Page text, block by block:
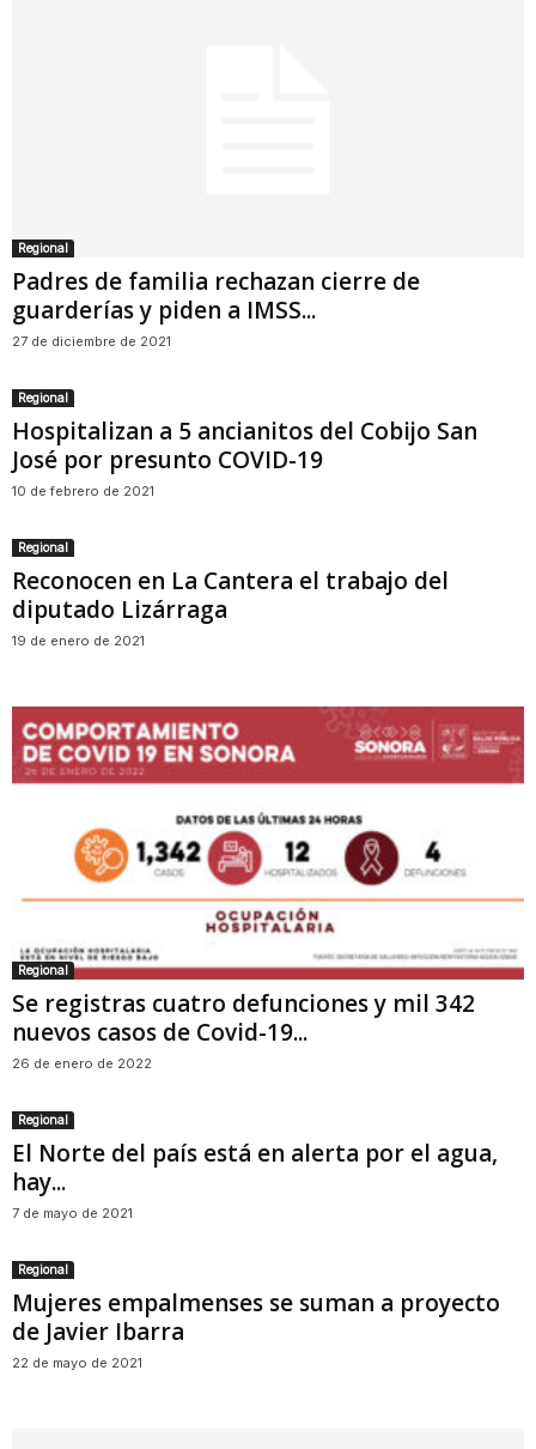
Regional
Padres de familia rechazan cierre de
guarderías y piden a IMSS...
27 de diciembre de 2021
Regional
Hospitalizan a 5 ancianitos del Cobijo San
José por presunto COVID-19
10 de febrero de 2021
Regional
Reconocen en La Cantera el trabajo del
diputado Lizárraga
19 de enero de 2021
Regional
Se registras cuatro defunciones y mil 342
nuevos casos de Covid-19...
26 de enero de 2022
Regional
El Norte del país está en alerta por el agua,
hay...
7 de mayo de 2021
Regional
Mujeres empalmenses se suman a proyecto
de Javier Ibarra
22 de mayo de 2021